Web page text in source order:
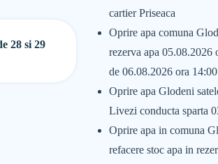
28 si 29
cartier Priseaca
Oprire apa comuna
rezerva apa 05.08.2026
de 06.08.2026 ora 14:00
Oprire apa Glodeni
Livezi conducta sparta
Oprire apa in comuna
refacere stoc apa in